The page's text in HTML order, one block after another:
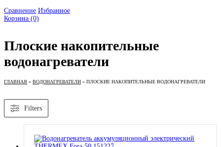
Сравнение Избранное
Корзина (0)
Плоские накопительные
водонагреватели
ГЛАВНАЯ » ВОДОНАГРЕВАТЕЛИ » ПЛОСКИЕ НАКОПИТЕЛЬНЫЕ ВОДОНАГРЕВАТЕЛИ
Filters